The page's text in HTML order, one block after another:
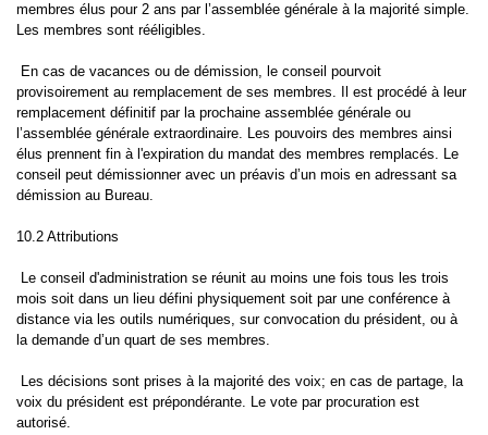
membres élus pour 2 ans par l’assemblée générale à la majorité simple.
Les membres sont rééligibles.
En cas de vacances ou de démission, le conseil pourvoit
provisoirement au remplacement de ses membres. Il est procédé à leur
remplacement définitif par la prochaine assemblée générale ou
l’assemblée générale extraordinaire. Les pouvoirs des membres ainsi
élus prennent fin à l'expiration du mandat des membres remplacés. Le
conseil peut démissionner avec un préavis d’un mois en adressant sa
démission au Bureau.
10.2 Attributions
Le conseil d'administration se réunit au moins une fois tous les trois
mois soit dans un lieu défini physiquement soit par une conférence à
distance via les outils numériques, sur convocation du président, ou à
la demande d’un quart de ses membres.
Les décisions sont prises à la majorité des voix; en cas de partage, la
voix du président est prépondérante. Le vote par procuration est
autorisé.